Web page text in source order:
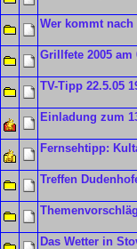
Wer kommt nach
Grillfete 2005 am
TV-Tipp 22.5.05
Einladung zum
Fernsehtipp:
Treffen
Das Wetter in